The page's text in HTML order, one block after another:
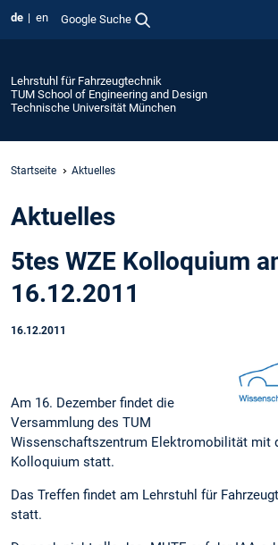
de en Google Suche
Lehrstuhl für Fahrzeugtechnik
TUM School of Engineering and Design
Technische Universität München
Startseite Aktuelles
Aktuelles
5tes WZE Kolloquium
16.12.2011
16.12.2011
Am 16. Dezember findet die
Versammlung des TUM
Wissenschaftszentrum Elektromobilität mit
Kolloquium statt.
Das Treffen findet am Lehrstuhl für
statt.